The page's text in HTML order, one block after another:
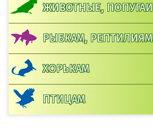
ЖИВОТНЫЕ, ПОПУГАИ
РЫБКАМ, РЕПТИЛИЯМ
ХОРЬКАМ
ПТИЦАМ